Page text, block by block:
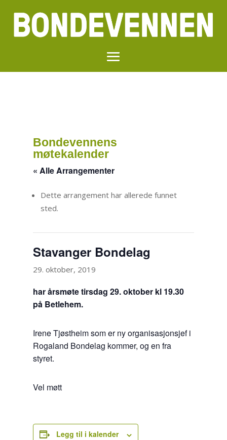
Bondevennens
møtekalender
« Alle Arrangementer
Dette arrangement har allerede funnet
sted.
Stavanger Bondelag
29. oktober, 2019
har årsmøte tirsdag 29. oktober kl 19.30
på Betlehem.
Irene Tjøstheim som er ny organisasjonsjef i
Rogaland Bondelag kommer, og en fra
styret.
Vel møtt
Legg til i kalender